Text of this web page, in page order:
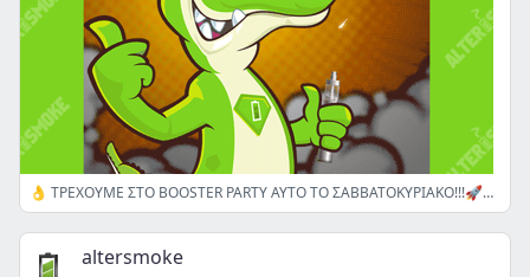
👌 ΤΡΕΧΟΥΜΕ ΣΤΟ BOOSTER PARTY ΑΥΤΟ ΤΟ ΣΑΒΒΑΤΟΚΥΡΙΑΚΟ!!!🚀🎁💎ᴠɪᴘ
altersmoke